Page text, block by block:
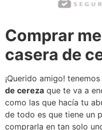
Comprar
casera de
¡Querido amigo!
de cereza que te va a
como las que hacía tu
de todo es que tiene un
comprarla en tan solo